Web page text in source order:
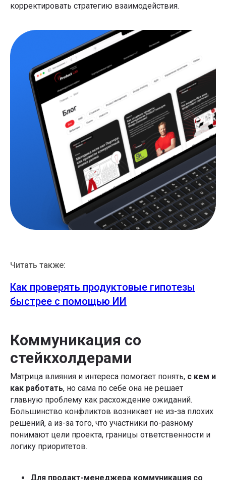
корректировать стратегию взаимодействия.
Читать также:
Как проверять продуктовые гипотезы
быстрее с помощью ИИ
Коммуникация со
стейкхолдерами
Матрица влияния и интереса помогает понять, с кем и
как работать, но сама по себе она не решает
главную проблему как расхождение ожиданий.
Большинство конфликтов возникает не из-за плохих
решений, а из-за того, что участники по-разному
понимают цели проекта, границы ответственности и
логику приоритетов.
Для продакт-менеджера коммуникация со